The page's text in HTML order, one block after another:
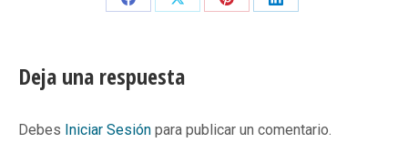
Share
Share
Share
Share
Deja una respuesta
Debes Iniciar Sesión para publicar un comentario.